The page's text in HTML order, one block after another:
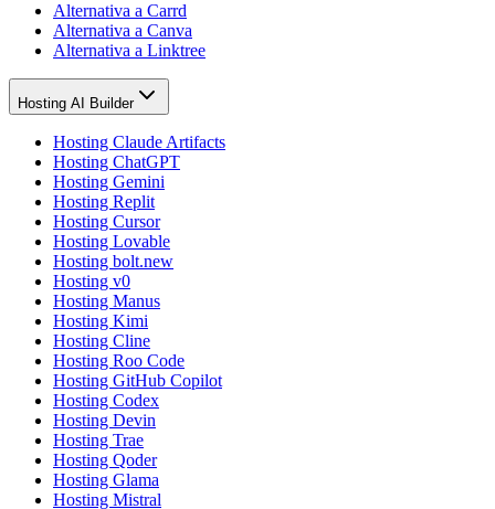
Alternativa a Carrd
Alternativa a Canva
Alternativa a Linktree
Hosting AI Builder
Hosting Claude Artifacts
Hosting ChatGPT
Hosting Gemini
Hosting Replit
Hosting Cursor
Hosting Lovable
Hosting bolt.new
Hosting v0
Hosting Manus
Hosting Kimi
Hosting Cline
Hosting Roo Code
Hosting GitHub Copilot
Hosting Codex
Hosting Devin
Hosting Trae
Hosting Qoder
Hosting Glama
Hosting Mistral